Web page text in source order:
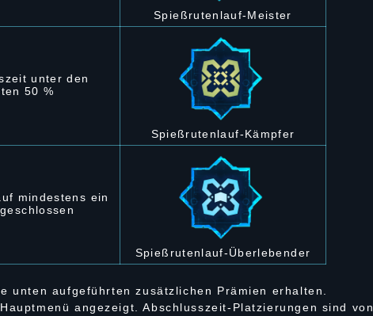
Spießrutenlauf-Meister
unter den
50 %
Spießrutenlauf-Kämpfer
mindestens ein
Spießrutenlauf-Überlebender
unten aufgeführten zusätzlichen Prämien erhalten.
angezeigt. Abschlusszeit-Platzierungen sind von